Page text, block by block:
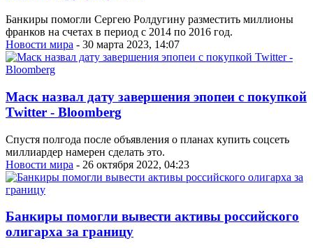
Банкиры помогли Сергею Ролдугину разместить миллионы
франков на счетах в период с 2014 по 2016 год.
Новости мира - 30 марта 2023, 14:07
Маск назвал дату завершения эпопеи с покупкой
Twitter - Bloomberg
Спустя полгода после объявления о планах купить соцсеть
миллиардер намерен сделать это.
Новости мира - 26 октября 2022, 04:23
Банкиры помогли вывести активы российского
олигарха за границу